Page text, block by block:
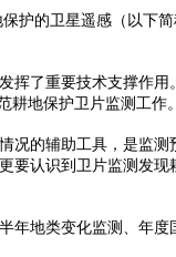
的卫星遥感（以
了重要技术支撑作
地保护卫片监测工作。
的辅助工具，是监
认识到卫片监测发
地类变化监测、年